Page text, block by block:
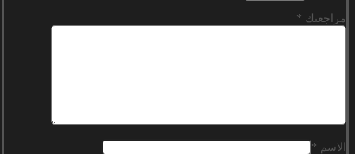
مراجعتك *
الاسم *